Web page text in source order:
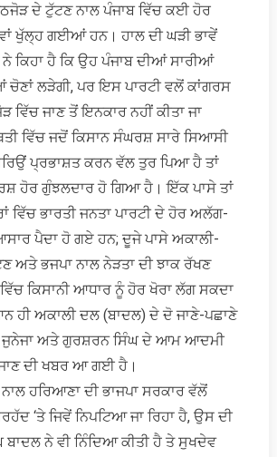
ਦੇ ਟੁੱਟਣ ਨਾਲ ਪੰਜਾਬ ਵਿੱਚ ਕਈ ਹੋਰ
ਖੁੱਲ੍ਹ ਗਈਆਂ ਹਨ। ਹਾਲ ਦੀ ਘੜੀ ਭਾਵੇਂ
ਕਿਹਾ ਹੈ ਕਿ ਉਹ ਪੰਜਾਬ ਦੀਆਂ ਸਾਰੀਆਂ
ਚੋਣਾਂ ਲੜੇਗੀ, ਪਰ ਇਸ ਪਾਰਟੀ ਵਲੋਂ ਕਾਂਗਰਸ
ਵਿੱਚ ਜਾਣ ਤੋਂ ਇਨਕਾਰ ਨਹੀਂ ਕੀਤਾ ਜਾ
ਵਿੱਚ ਜਦੋਂ ਕਿਸਾਨ ਸੰਘਰਸ਼ ਸਾਰੇ ਸਿਆਸੀ
ਪ੍ਰਭਾਸ਼ਤ ਕਰਨ ਵੱਲ ਤੁਰ ਪਿਆ ਹੈ ਤਾਂ
ਹੋਰ ਗੁੰਝਲਦਾਰ ਹੋ ਗਿਆ ਹੈ। ਇੱਕ ਪਾਸੇ ਤਾਂ
ਵਿੱਚ ਭਾਰਤੀ ਜਨਤਾ ਪਾਰਟੀ ਦੇ ਹੋਰ ਅਲੱਗ-
ਪੈਦਾ ਹੋ ਗਏ ਹਨ; ਦੂਜੇ ਪਾਸੇ ਅਕਾਲੀ-
ਅਤੇ ਭਜਪਾ ਨਾਲ ਨੇੜਤਾ ਦੀ ਝਾਕ ਰੱਖਣ
ਕਿਸਾਨੀ ਆਧਾਰ ਨੂੰ ਹੋਰ ਖੋਰਾ ਲੱਗ ਸਕਦਾ
ਹੀ ਅਕਾਲੀ ਦਲ (ਬਾਦਲ) ਦੇ ਦੋ ਜਾਣੇ-ਪਛਾਣੇ
ਅਤੇ ਗੁਰਸ਼ਰਨ ਸਿੰਘ ਦੇ ਆਮ ਆਦਮੀ
ਦੀ ਖਬਰ ਆ ਗਈ ਹੈ।
ਨਾਲ ਹਰਿਆਣਾ ਦੀ ਭਾਜਪਾ ਸਰਕਾਰ ਵੱਲੋਂ
‘ਤੇ ਜਿਵੇਂ ਨਿਪਟਿਆ ਜਾ ਰਿਹਾ ਹੈ, ਉਸ ਦੀ
ਬਾਦਲ ਨੇ ਵੀ ਨਿੰਦਿਆ ਕੀਤੀ ਹੈ ਤੇ ਸੁਖਦੇਵ